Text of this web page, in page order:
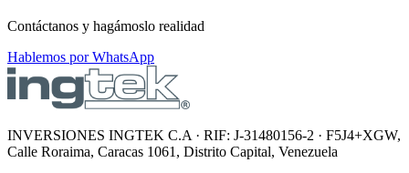
Contáctanos y hagámoslo realidad
Hablemos por WhatsApp
INVERSIONES INGTEK C.A · RIF: J-31480156-2 · F5J4+XGW,
Calle Roraima, Caracas 1061, Distrito Capital, Venezuela